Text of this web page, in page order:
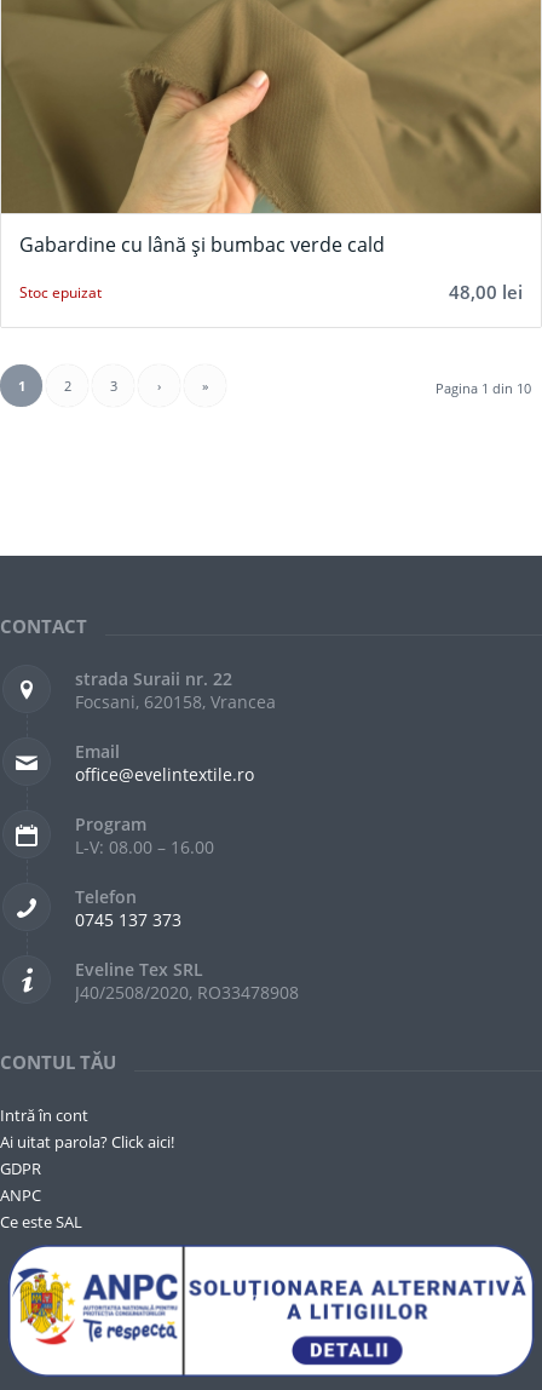
Gabardine cu lână și bumbac verde cald
48,00 lei
Stoc epuizat
Pagina 1 din 10
1 2 3 › »
CONTACT
strada Suraii nr. 22
Focsani, 620158, Vrancea
Email
office@evelintextile.ro
Program
L-V: 08.00 – 16.00
Telefon
0745 137 373
Eveline Tex SRL
J40/2508/2020, RO33478908
CONTUL TĂU
Intră în cont
Ai uitat parola? Click aici!
GDPR
ANPC
Ce este SAL